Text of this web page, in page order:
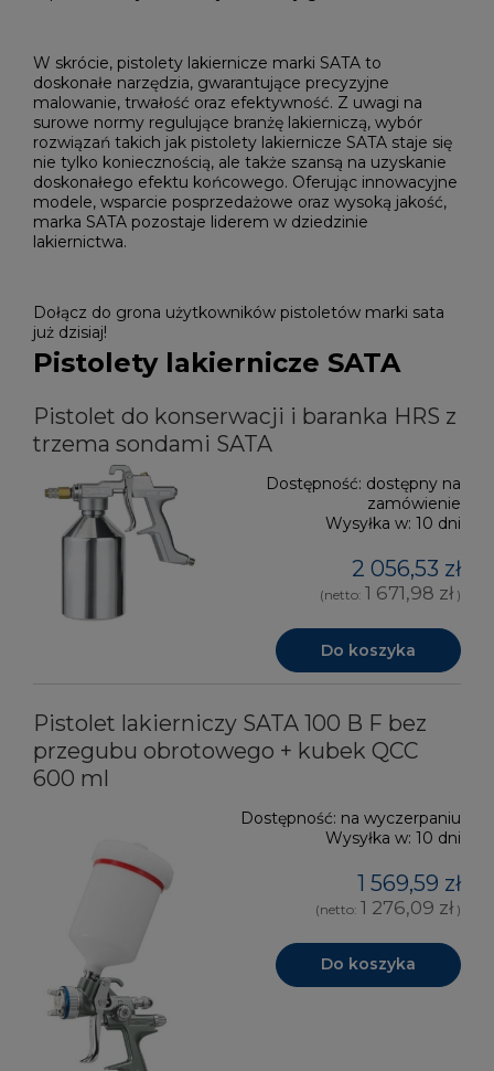
W skrócie, pistolety lakiernicze marki SATA to
doskonałe narzędzia, gwarantujące precyzyjne
malowanie, trwałość oraz efektywność. Z uwagi na
surowe normy regulujące branżę lakierniczą, wybór
rozwiązań takich jak pistolety lakiernicze SATA staje się
nie tylko koniecznością, ale także szansą na uzyskanie
doskonałego efektu końcowego. Oferując innowacyjne
modele, wsparcie posprzedażowe oraz wysoką jakość,
marka SATA pozostaje liderem w dziedzinie
lakiernictwa.
Dołącz do grona użytkowników pistoletów marki sata
już dzisiaj!
Pistolety lakiernicze SATA
Pistolet do konserwacji i baranka HRS z
trzema sondami SATA
Dostępność: dostępny na
zamówienie
Wysyłka w: 10 dni
2 056,53 zł
(netto: 1 671,98 zł )
Do koszyka
Pistolet lakierniczy SATA 100 B F bez
przegubu obrotowego + kubek QCC
600 ml
Dostępność: na wyczerpaniu
Wysyłka w: 10 dni
1 569,59 zł
(netto: 1 276,09 zł )
Do koszyka